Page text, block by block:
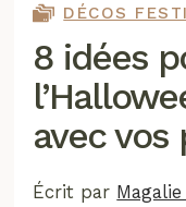
DÉCOS
8 idées
avec
Écrit par